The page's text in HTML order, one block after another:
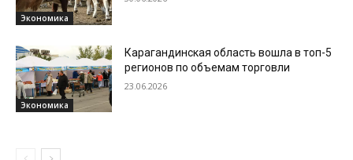
Экономика
Экономика
Карагандинская область вошла в топ-5
регионов по объемам торговли
23.06.2026